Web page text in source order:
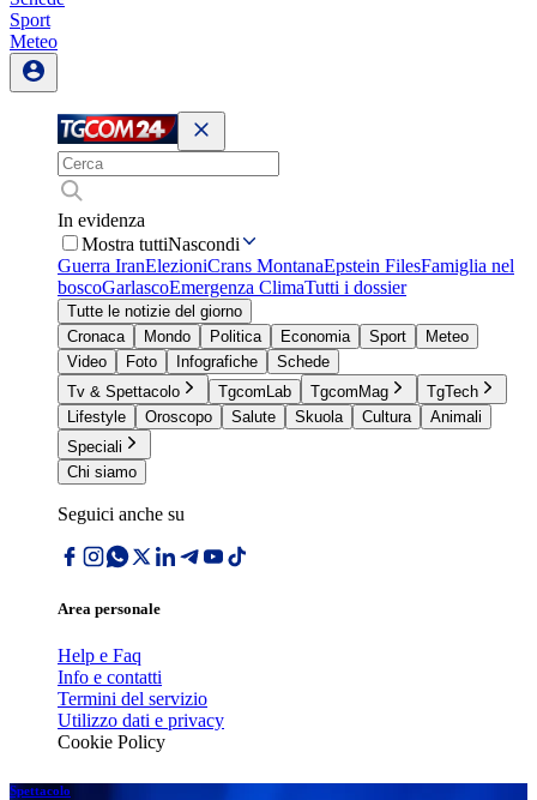
Sport
Meteo
In evidenza
Mostra tuttiNascondi
Guerra IranElezioniCrans MontanaEpstein FilesFamiglia nel
boscoGarlascoEmergenza ClimaTutti i dossier
Tutte le notizie del giorno
Cronaca
Mondo Politica Economia Sport
Meteo
Video
Foto Infografiche
Schede
Tv & Spettacolo
TgcomLab TgcomMag
TgTech
Lifestyle
Oroscopo Salute Skuola Cultura
Animali
Speciali
Chi siamo
Seguici anche su
Area personale
Help e Faq
Info e contatti
Termini del servizio
Utilizzo dati e privacy
Cookie Policy
Spettacolo